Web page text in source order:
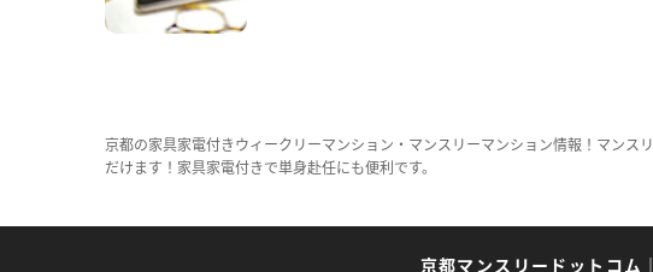
京都の家具家電付きウィークリーマンション・マンスリーマンション情報！マン
だけます！家具家電付きで単身赴任にも便利です。
京都マンスリードットコム ｜